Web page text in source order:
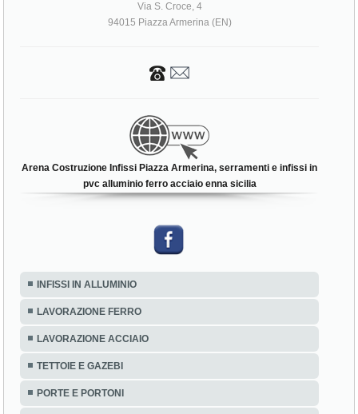
Via S. Croce, 4
94015 Piazza Armerina (EN)
Arena Costruzione Infissi Piazza Armerina, serramenti e infissi in
pvc alluminio ferro acciaio enna sicilia
INFISSI IN ALLUMINIO
LAVORAZIONE FERRO
LAVORAZIONE ACCIAIO
TETTOIE E GAZEBI
PORTE E PORTONI